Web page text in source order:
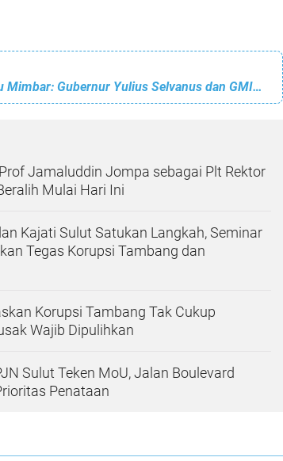
Ketika Pemerintah Bertemu Mimbar: Gubernur Yulius Selvanus dan GMIM Satu Irama Wujudkan Natal Nasional Penuh Sukacita!
Jamaluddin Jompa sebagai Plt Rektor
Mulai Hari Ini
Kajati Sulut Satukan Langkah, Seminar
Tegas Korupsi Tambang dan
Korupsi Tambang Tak Cukup
Wajib Dipulihkan
Sulut Teken MoU, Jalan Boulevard
Penataan